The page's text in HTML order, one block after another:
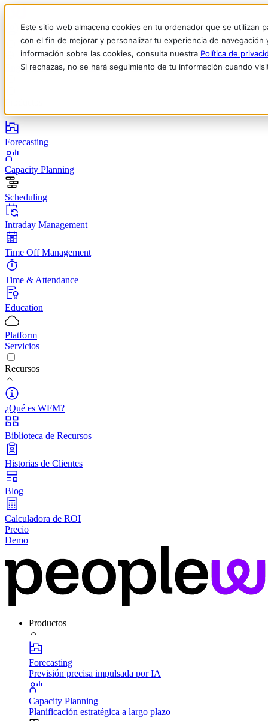
Este sitio web almacena cookies en tu ordenador que se
con el fin de mejorar y personalizar tu experiencia de
información sobre las cookies, consulta nuestra Política de
Si rechazas, no se hará seguimiento de tu información cuando
EnglishDeutsch FrançaisEspañolItaliano
Forecasting
Capacity Planning
Scheduling
Intraday Management
Time Off Management
Time & Attendance
Education
Platform
Servicios
Recursos
¿Qué es WFM?
Biblioteca de Recursos
Historias de Clientes
Blog
Calculadora de ROI
Precio
Demo
Productos
Forecasting
Previsión precisa impulsada por IA
Capacity Planning
Planificación estratégica a largo plazo